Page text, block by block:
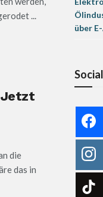
...
Jetzt
die
das in
über